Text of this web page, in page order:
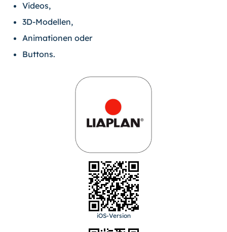
Videos,
3D-Modellen,
Animationen oder
Buttons.
iOS-Version